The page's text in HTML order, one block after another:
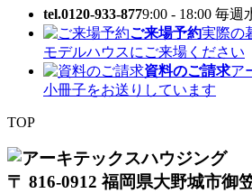
tel.0120-933-8779:00 - 18:00 毎週
ご来場予約実際の
モデルハウスにご来場ください
資料のご請求ア
小冊子をお送りしています
TOP
〒 816-0912 福岡県大野城市御